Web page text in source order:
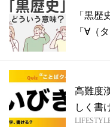
「黒歴
「∀（
高難度
しく書